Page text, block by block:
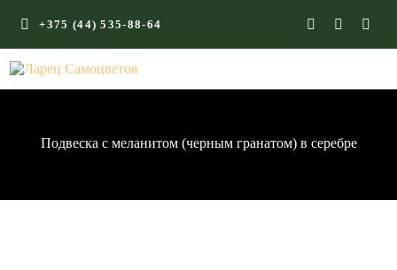
+375 (44) 535-88-64
Подвеска с меланитом (черным гранатом) в серебре
ГЛАВНАЯ
ЭНЕРГИЯ ФОРМ
МАГАЗИН